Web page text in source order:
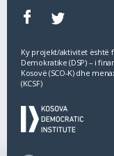
Ky projekt/aktivitet është
Demokratike (DSP) – i
Kosovë (SCO‐K) dhe
(KCSF)